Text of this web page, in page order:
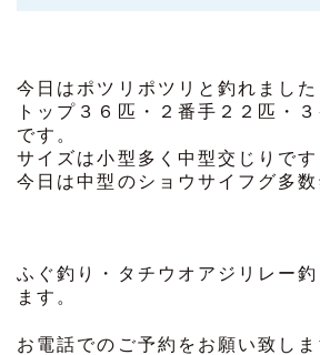
今日はポツリポツリと釣れました
トップ３６匹・２番手２２匹・
です。
サイズは小型多く中型交じりです
今日は中型のショウサイフグ多数
ふぐ釣り・タチウオアジリレー
ます。
お電話でのご予約をお願い致しま